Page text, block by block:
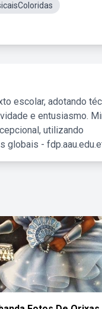
escolar, adotando
e entusiasmo.
utilizando
globais -